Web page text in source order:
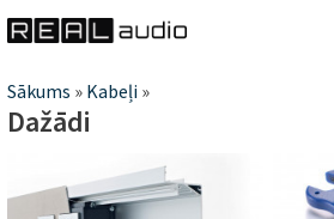
Jūs
atrodaties
šeit
Sākums » Kabeļi »
Dažādi